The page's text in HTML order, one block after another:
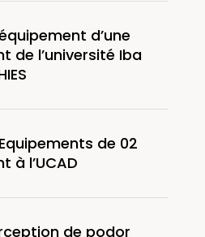
d’une
de l’université Iba
de 02
à l’UCAD
de podor